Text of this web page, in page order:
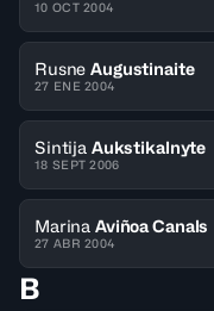
10 OCT 2004
Rusne Augustinaite
27 ENE 2004
Sintija Aukstikalnyte
18 SEPT 2006
Marina Aviñoa Canals
27 ABR 2004
B